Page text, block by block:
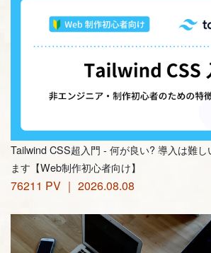
Tailwind CSS超入門 - 何が良い? 導入は難し
ます【Web制作初心者向け】
76211 PV ｜ 2026.08.08